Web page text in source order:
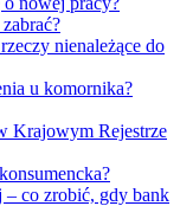
nienależące do
u komornika?
Krajowym Rejestrze
co zrobić, gdy bank